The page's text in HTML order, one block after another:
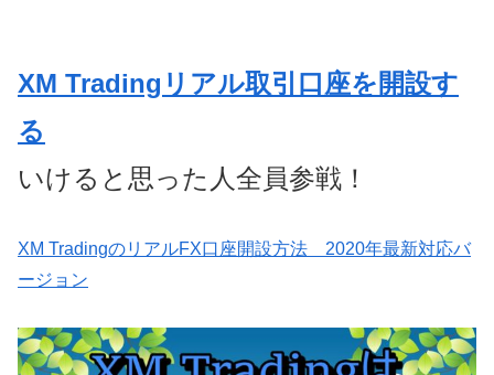
XM Tradingリアル取引口座を開設す
る
いけると思った人全員参戦！
XM TradingのリアルFX口座開設方法 2020年最新対応バ
ージョン